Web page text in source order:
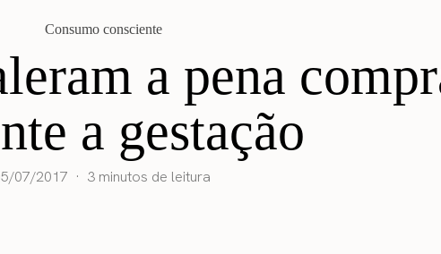
Consumo consciente
a pena
a gestação
07/2017 3 minutos de leitura